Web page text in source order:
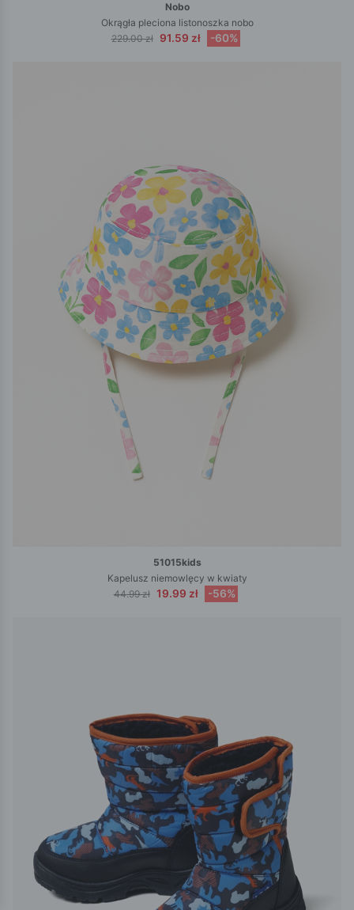
Nobo
Okrągła pleciona listonoszka nobo
229.00 zł 91.59 zł -60%
51015kids
Kapelusz niemowlęcy w kwiaty
44.99 zł 19.99 zł -56%